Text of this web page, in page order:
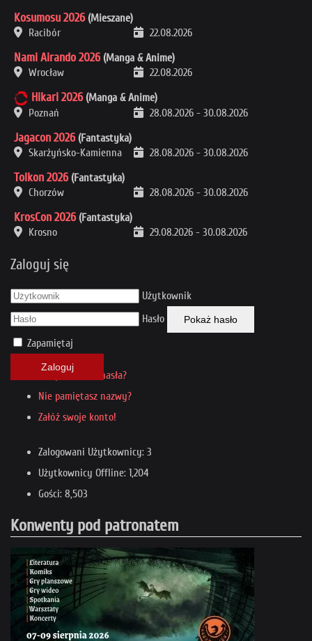
Kosumosu 2026 (Mieszane)
Racibór
22.08.2026
Nami Airando 2026 (Manga & Anime)
Wrocław
22.08.2026
Hikari 2026 (Manga & Anime)
Poznań
28.08.2026 - 30.08.2026
Jagacon 2026 (Fantastyka)
Skarżyńsko-Kamienna
28.08.2026 - 30.08.2026
Tolkon 2026 (Fantastyka)
Chorzów
28.08.2026 - 30.08.2026
KrosCon 2026 (Fantastyka)
Krosno
29.08.2026 - 30.08.2026
Zaloguj się
Użytkownik
Hasło
Pokaż hasło
Zapamiętaj
Zaloguj
Nie pamiętasz hasła?
Nie pamiętasz nazwy?
Załóż swoje konto!
Zalogowani Użytkownicy: 3
Użytkownicy Offline: 1,204
Gości: 8,503
Konwenty pod patronatem